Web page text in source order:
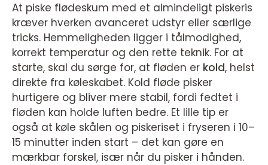
At piske flødeskum med et almindeligt piskeris
kræver hverken avanceret udstyr eller særlige
tricks. Hemmeligheden ligger i tålmodighed,
korrekt temperatur og den rette teknik. For at
starte, skal du sørge for, at fløden er kold, helst
direkte fra køleskabet. Kold fløde pisker
hurtigere og bliver mere stabil, fordi fedtet i
fløden kan holde luften bedre. Et lille tip er
også at køle skålen og piskeriset i fryseren i 10–
15 minutter inden start – det kan gøre en
mærkbar forskel, især når du pisker i hånden.